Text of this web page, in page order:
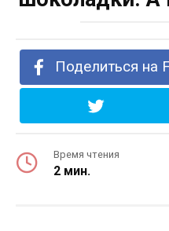
Поделиться на
Время чтения
2 мин.